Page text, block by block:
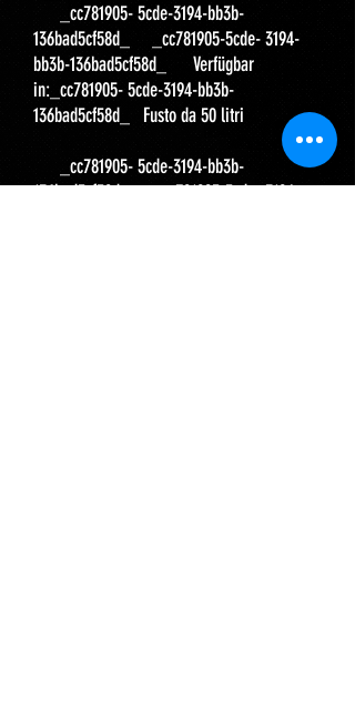
_cc781905- 5cde-3194-bb3b-
136bad5cf58d_ _cc781905-5cde- 3194-
bb3b-136bad5cf58d_ Verfügbar
in:_cc781905- 5cde-3194-bb3b-
136bad5cf58d_ Fusto da 50 litri
_cc781905- 5cde-3194-bb3b-
136bad5cf58d_ _cc781905-5cde- 3194-